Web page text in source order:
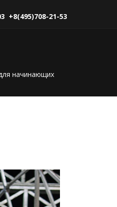
+8(495)708-21-53
начинающих